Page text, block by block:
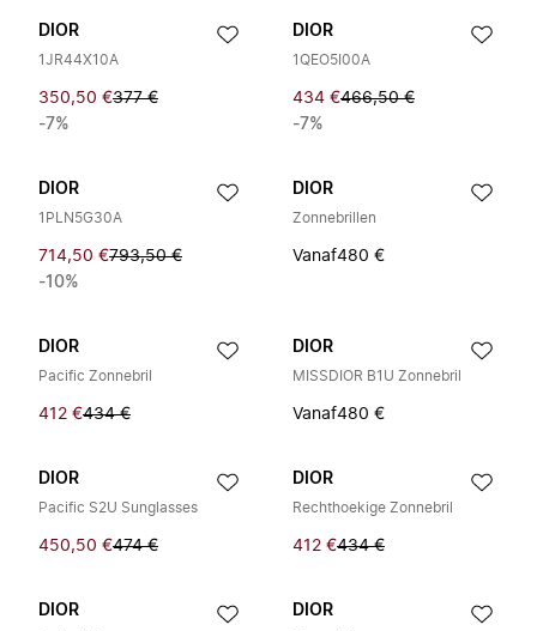
DIOR
1JR44X10A
350,50 €377 €
-7%
DIOR
1QEO5I00A
434 €466,50 €
-7%
DIOR
1PLN5G30A
714,50 €793,50 €
-10%
DIOR
Zonnebrillen
Vanaf480 €
DIOR
Pacific Zonnebril
412 €434 €
DIOR
MISSDIOR B1U Zonnebril
Vanaf480 €
DIOR
Pacific S2U Sunglasses
450,50 €474 €
DIOR
Rechthoekige Zonnebril
412 €434 €
DIOR DIOR